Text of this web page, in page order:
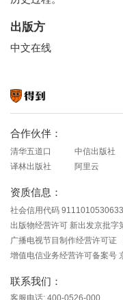
出版方
中文在线
合作伙伴：
清华五道口 中信出版社
译林出版社
阿里云
资质信息：
社会信用代码
出版物经营许可 新出发京批字
广播电视节目制作经营许可证
增值电信业务经营许可备案号
联系我们：
客服电话: 400-0526-000